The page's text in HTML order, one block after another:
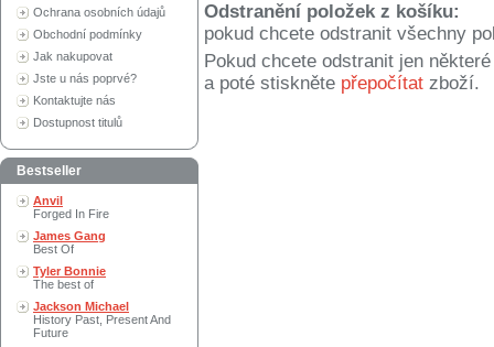
Ochrana osobních údajů
Obchodní podmínky
Jak nakupovat
Jste u nás poprvé?
Kontaktujte nás
Dostupnost titulů
Bestseller
Anvil
Forged In Fire
James Gang
Best Of
Tyler Bonnie
The best of
Jackson Michael
History Past, Present And
Future
Odstranění položek z košíku:
pokud chcete odstranit všechny
Pokud chcete odstranit jen
a poté stiskněte přepočítat zboží.